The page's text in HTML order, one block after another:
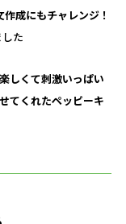
成にもチャレンジ！
た
しくて刺激いっぱい
てくれたペッピーキ